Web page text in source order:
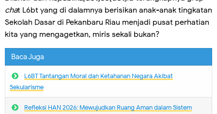
chat L6bt yang di dalamnya berisikan anak-anak tingkatan
Sekolah Dasar di Pekanbaru Riau menjadi pusat perhatian
kita yang mengagetkan, miris sekali bukan?
Baca Juga
L6BT Tantangan Moral dan Ketahanan Negara Akibat
Sekularisme
Refleksi HAN 2026: Mewujudkan Ruang Aman dalam Sistem